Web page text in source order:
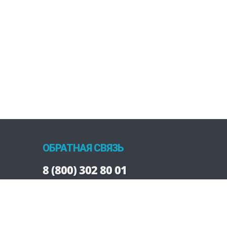
ОБРАТНАЯ СВЯЗЬ
8 (800) 302 80 01